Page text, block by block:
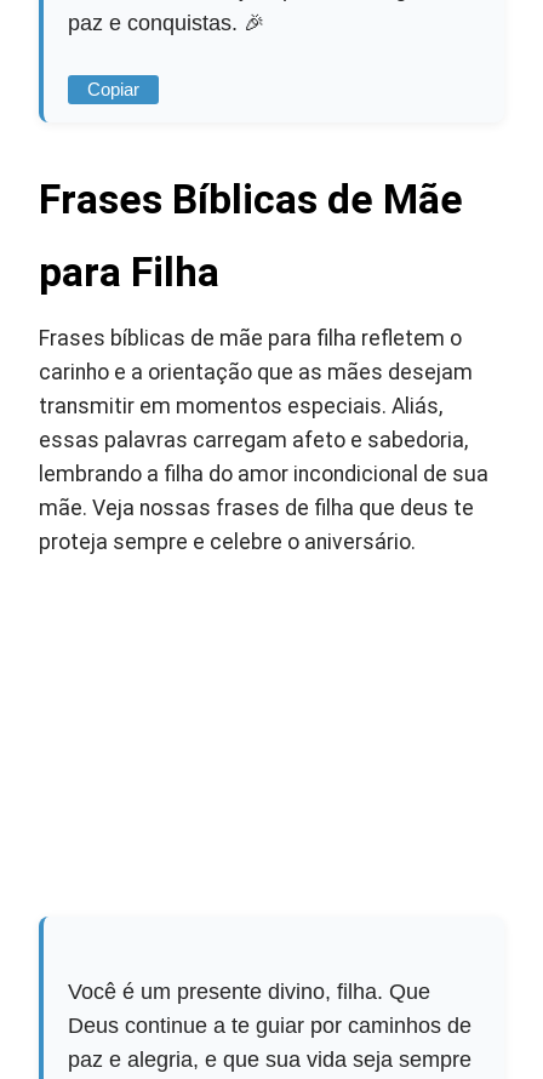
paz e conquistas. 🎉
Copiar
Frases Bíblicas de Mãe
para Filha
Frases bíblicas de mãe para filha refletem o
carinho e a orientação que as mães desejam
transmitir em momentos especiais. Aliás,
essas palavras carregam afeto e sabedoria,
lembrando a filha do amor incondicional de sua
mãe. Veja nossas frases de filha que deus te
proteja sempre e celebre o aniversário.
Você é um presente divino, filha. Que
Deus continue a te guiar por caminhos de
paz e alegria, e que sua vida seja sempre